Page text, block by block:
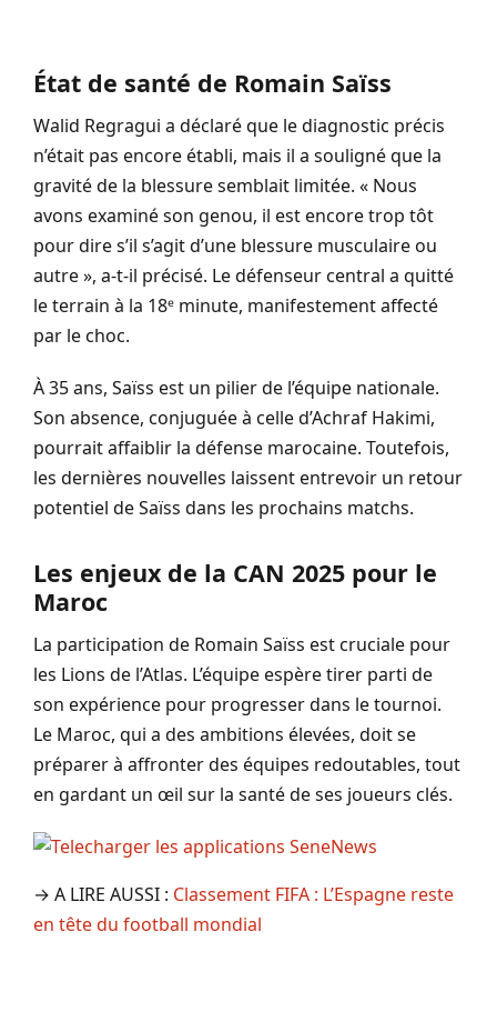
État de santé de Romain Saïss
Walid Regragui a déclaré que le diagnostic précis
n’était pas encore établi, mais il a souligné que la
gravité de la blessure semblait limitée. « Nous
avons examiné son genou, il est encore trop tôt
pour dire s’il s’agit d’une blessure musculaire ou
autre », a-t-il précisé. Le défenseur central a quitté
le terrain à la 18ᵉ minute, manifestement affecté
par le choc.
À 35 ans, Saïss est un pilier de l’équipe nationale.
Son absence, conjuguée à celle d’Achraf Hakimi,
pourrait affaiblir la défense marocaine. Toutefois,
les dernières nouvelles laissent entrevoir un retour
potentiel de Saïss dans les prochains matchs.
Les enjeux de la CAN 2025 pour le
Maroc
La participation de Romain Saïss est cruciale pour
les Lions de l’Atlas. L’équipe espère tirer parti de
son expérience pour progresser dans le tournoi.
Le Maroc, qui a des ambitions élevées, doit se
préparer à affronter des équipes redoutables, tout
en gardant un œil sur la santé de ses joueurs clés.
→ A LIRE AUSSI : Classement FIFA : L’Espagne reste
en tête du football mondial